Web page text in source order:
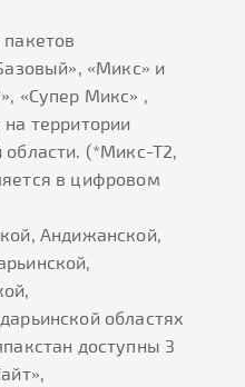
«Микс» и
«Супер Микс» ,
территории
(*Микс-Т2,
в цифровом
Андижанской,
областях
доступны 3